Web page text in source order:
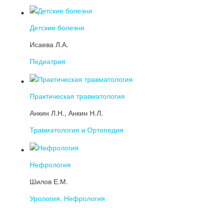
Детские болезни
Исаева Л.А.
Педиатрия
Практическая травматология
Анкин Л.Н., Анкин Н.Л.
Травматология и Ортопедия
Нефрология
Шилов Е.М.
Урология, Нефрология